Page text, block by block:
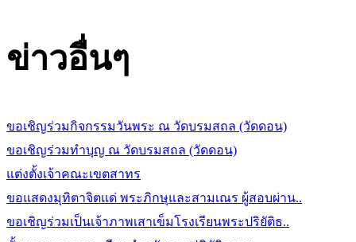
ข่าวอื่นๆ
ขอเชิญร่วมกิจกรรมวันพระ ณ วัดบรมสถล (วัดดอน)
ขอเชิญร่วมทำบุญ ณ วัดบรมสถล (วัดดอน)
แต่งตั้งเจ้าคณะเขตสาทร
ขอแสดงมุทิตาจิตแด่ พระภิกษุและสามเณร ผู้สอบผ่าน..
ขอเชิญร่วมเป็นเจ้าภาพเสาเข็มโรงเรียนพระปริยัติธ..